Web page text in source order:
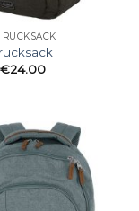
€24.00